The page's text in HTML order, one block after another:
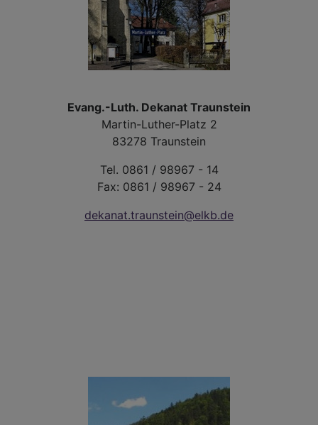
Evang.-Luth. Dekanat Traunstein
Martin-Luther-Platz 2
83278 Traunstein
Tel. 0861 / 98967 - 14
Fax: 0861 / 98967 - 24
dekanat.traunstein@elkb.de